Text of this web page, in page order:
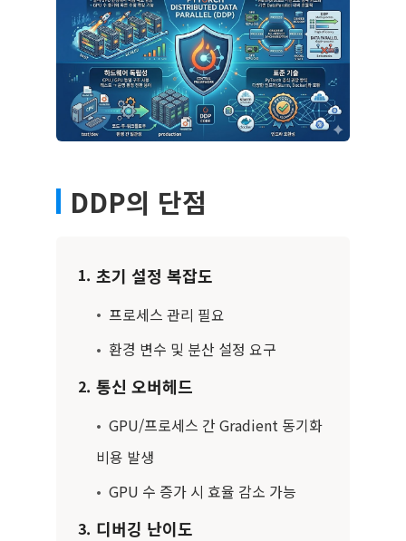
DDP의 단점
1. 초기 설정 복잡도
• 프로세스 관리 필요
• 환경 변수 및 분산 설정 요구
2. 통신 오버헤드
• GPU/프로세스 간 Gradient 동기화
비용 발생
• GPU 수 증가 시 효율 감소 가능
3. 디버깅 난이도